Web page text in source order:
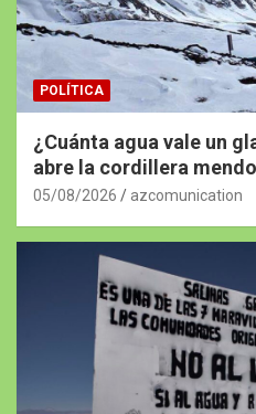
POLÍTICA
¿Cuánta agua vale un
abre la cordillera
05/08/2026 azcomunication